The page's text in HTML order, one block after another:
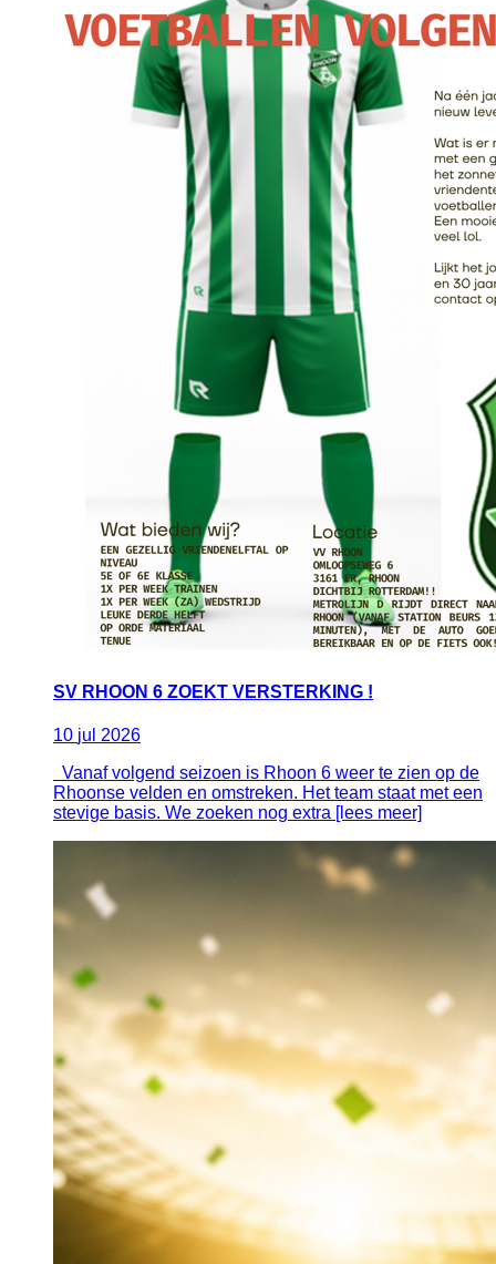
SV RHOON 6 ZOEKT VERSTERKING !
10 jul 2026
Vanaf volgend seizoen is Rhoon 6 weer te zien op de
Rhoonse velden en omstreken. Het team staat met een
stevige basis. We zoeken nog extra [lees meer]